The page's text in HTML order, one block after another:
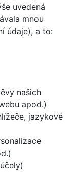
uvedená
mnou
údaje), a to:
našich
apod.)
jazykové